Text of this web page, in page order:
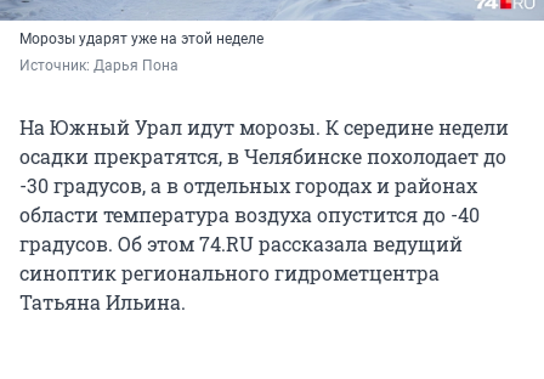
Морозы ударят уже на этой неделе
Источник: Дарья Пона
На Южный Урал идут морозы. К середине недели
осадки прекратятся, в Челябинске похолодает до
-30 градусов, а в отдельных городах и районах
области температура воздуха опустится до -40
градусов. Об этом 74.RU рассказала ведущий
синоптик регионального гидрометцентра
Татьяна Ильина.